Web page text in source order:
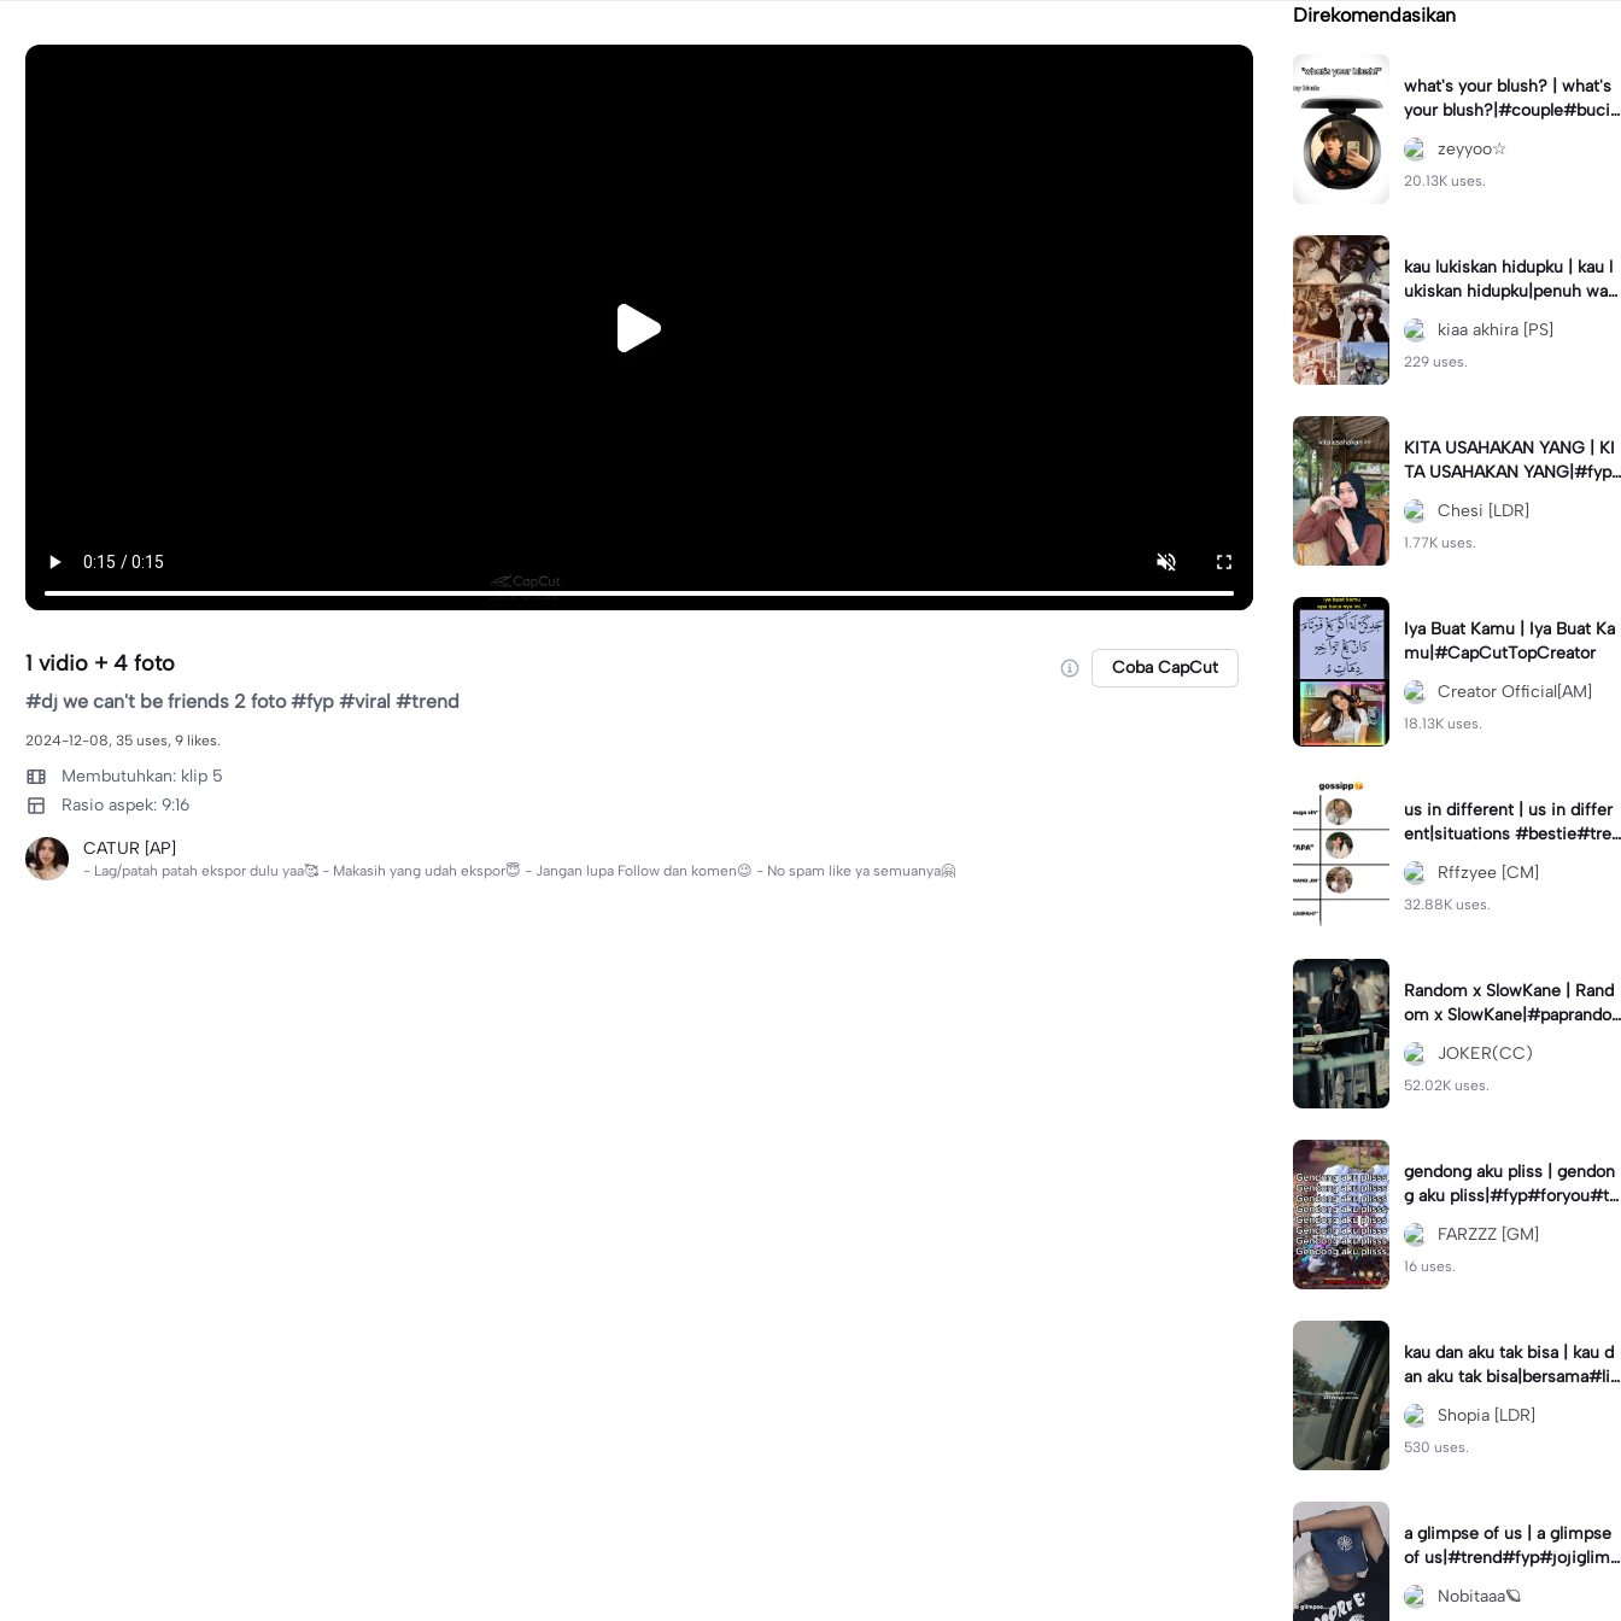
1 vidio + 4 foto Coba CapCut
#dj we can't be friends 2 foto #fyp #viral #trend
2024-12-08, 35 uses, 9 likes.
Membutuhkan: klip 5
Rasio aspek: 9:16
CATUR [AP]
- Lag/patah patah ekspor dulu yaa🥰 - Makasih yang udah ekspor😇 - Jangan lupa Follow dan komen😉 - No spam like ya semuanya🤗
Direkomendasikan
what's your blush? | what's
your blush?|#couple#bucin
#trend#boyfriend#fyp
zeyyoo☆
20.13K uses.
kau lukiskan hidupku | kau l
ukiskan hidupku|penuh war
na#ekspresikanramadan#b
estie#viral#trend#fyp
kiaa akhira [PS]
229 uses.
KITA USAHAKAN YANG | KI
TA USAHAKAN YANG|#fyp
#katakata#trend#viral
Chesi [LDR]
1.77K uses.
Iya Buat Kamu | Iya Buat Ka
mu|#CapCutTopCreator
Creator Official[AM]
18.13K uses.
us in different | us in differ
ent|situations #bestie#tren
d#trendtiktiktok
Rffzyee [CM]
32.88K uses.
Random x SlowKane | Rand
om x SlowKane|#paprando
m #6klip #estetik #fyp
JOKER(CC)
52.02K uses.
gendong aku pliss | gendon
g aku pliss|#fyp#foryou#tr
end#viral
FARZZZ [GM]
16 uses.
kau dan aku tak bisa | kau d
an aku tak bisa|bersama#liri
klagu#fyp#templatelirik
Shopia [LDR]
530 uses.
a glimpse of us | a glimpse
of us|#trend#fyp#jojiglimp
seofus#viral
Nobitaaa🪐